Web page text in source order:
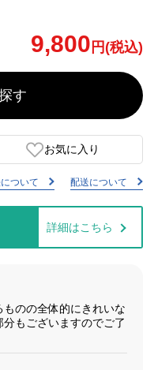
9,800 円(税込)
す
お気に入り
ついて 配送について
詳細はこちら
のの全体的にきれいな
もございますのでご了